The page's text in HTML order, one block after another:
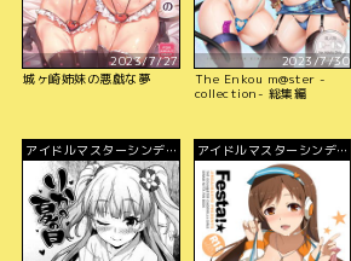
2023/7/27
城ヶ崎姉妹の悪戯な夢
2023/7/30
The Enkou m@ster -
collection- 総集編
アイドルマスターシンデレ
ラガールズ
アイドルマスターシンデレ
ラガールズ